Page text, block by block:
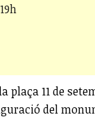
19h
11 de
del